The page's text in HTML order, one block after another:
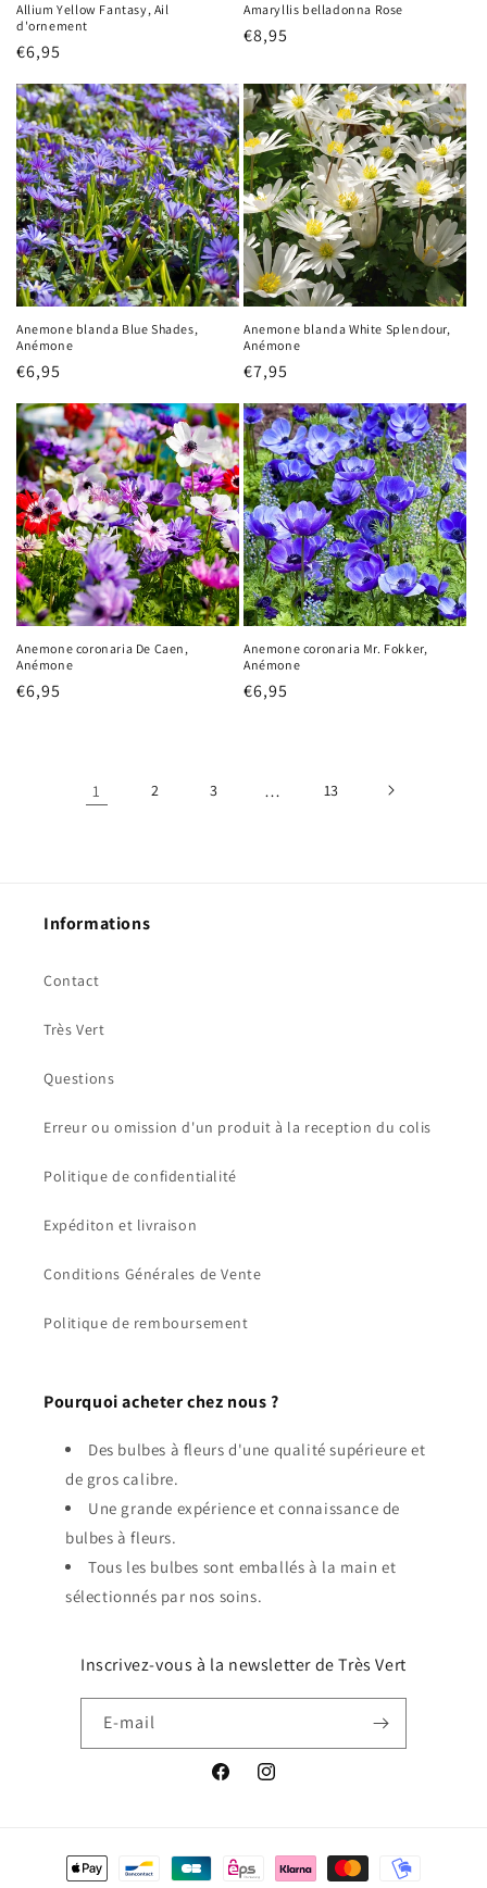
Allium Yellow Fantasy, Ail
d'ornement
Prix
habituel
€6,95
Amaryllis belladonna Rose
Prix
€8,95
Anemone blanda Blue Shades,
Anémone
Prix
habituel
€6,95
Anemone blanda White Splendour,
Anémone
Prix
habituel
€7,95
Anemone coronaria De Caen,
Anémone
Prix
€6,95
Anemone coronaria Mr. Fokker,
Anémone
Prix
€6,95
1 2 3 … 13
Informations
Contact
Très Vert
Questions
Erreur ou omission d'un produit à la reception du colis
Politique de confidentialité
Expéditon et livraison
Conditions Générales de Vente
Politique de remboursement
Pourquoi acheter chez nous ?
Des bulbes à fleurs d'une qualité supérieure et
de gros calibre.
Une grande expérience et connaissance de
bulbes à fleurs.
Tous les bulbes sont emballés à la main et
sélectionnés par nos soins.
Inscrivez-vous à la newsletter de Très Vert
E-mail
FacebookInstagram
Moyens